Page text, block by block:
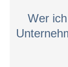
Wer